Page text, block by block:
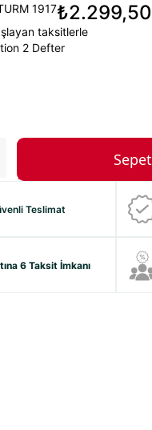
1917₺2.299,50
taksitlerle
2 Defter
Teslimat
6 Taksit İmkanı